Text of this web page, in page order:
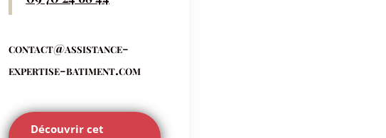
contact@assistance-
expertise-batiment.com
Découvrir cet